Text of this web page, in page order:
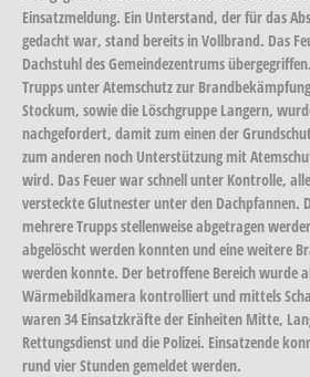
Einsatzmeldung. Ein Unterstand, der für das
gedacht war, stand bereits in Vollbrand. Das
Dachstuhl des Gemeindezentrums
Trupps unter Atemschutz zur
Stockum, sowie die Löschgruppe Langern,
nachgefordert, damit zum einen der
zum anderen noch Unterstützung mit
wird. Das Feuer war schnell unter Kontrolle,
versteckte Glutnester unter den Dachpfannen.
mehrere Trupps stellenweise abgetragen
abgelöscht werden konnten und eine weitere
werden konnte. Der betroffene Bereich wurde
Wärmebildkamera kontrolliert und mittels
waren 34 Einsatzkräfte der Einheiten Mitte,
Rettungsdienst und die Polizei. Einsatzende
rund vier Stunden gemeldet werden.